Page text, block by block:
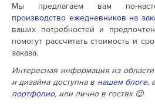
Мы предлагаем вам по-
производство ежедневников на
ваших потребностей и
помогут рассчитать стоимость и
заказа.
Интересная информация из
и дизайна доступна в нашем блоге,
портфолио, или лично в гостях 😉